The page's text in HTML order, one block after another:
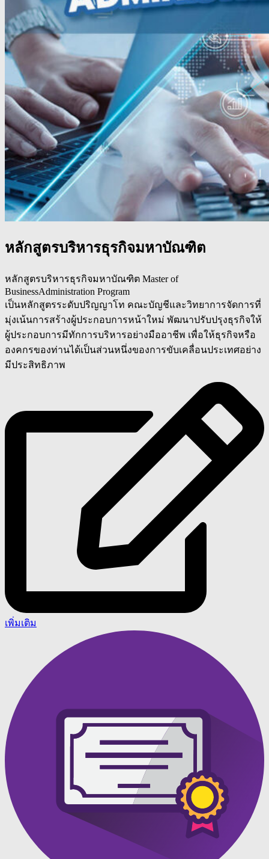
หลักสูตรบริหารธุรกิจมหาบัณฑิต
หลักสูตรบริหารธุรกิจมหาบัณฑิต Master of
BusinessAdministration Program
เป็นหลักสูตรระดับปริญญาโท คณะบัญชีและวิทยาการจัดการที่
มุ่งเน้นการสร้างผู้ประกอบการหน้าใหม่ พัฒนาปรับปรุงธุรกิจให้
ผู้ประกอบการมีทักการบริหารอย่างมืออาชีพ เพื่อให้ธุรกิจหรือ
องคกรของท่านได้เป็นส่วนหนึ่งของการขับเคลื่อนประเทศอย่าง
มีประสิทธิภาพ
เพิ่มเติม